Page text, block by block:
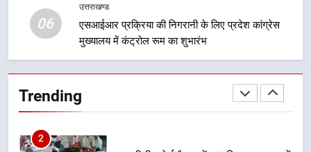
06
उत्तराखण्ड
एसआईआर प्रक्रिया की निगरानी के लिए प्रदेश कांग्रेस
मुख्यालय में कंट्रोल रूम का शुभारंभ
Trending
भारी से बहुत भारी वर्षा की चेतावनी के बीच
जिला प्रशासन अलर्ट, सभी विभागों को हाई
अलर्ट पर रहने के निर्देश
2